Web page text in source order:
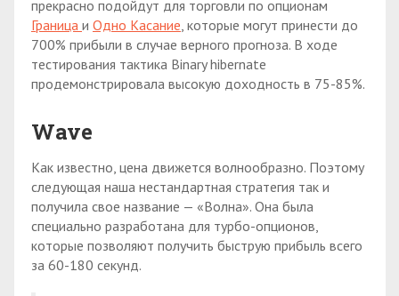
прекрасно подойдут для торговли по опционам
Граница и Одно Касание , которые могут принести до
700% прибыли в случае верного прогноза. В ходе
тестирования тактика Binary hibernate
продемонстрировала высокую доходность в 75-85%.
Wave
Как известно, цена движется волнообразно. Поэтому
следующая наша нестандартная стратегия так и
получила свое название — «Волна». Она была
специально разработана для турбо-опционов,
которые позволяют получить быструю прибыль всего
за 60-180 секунд.